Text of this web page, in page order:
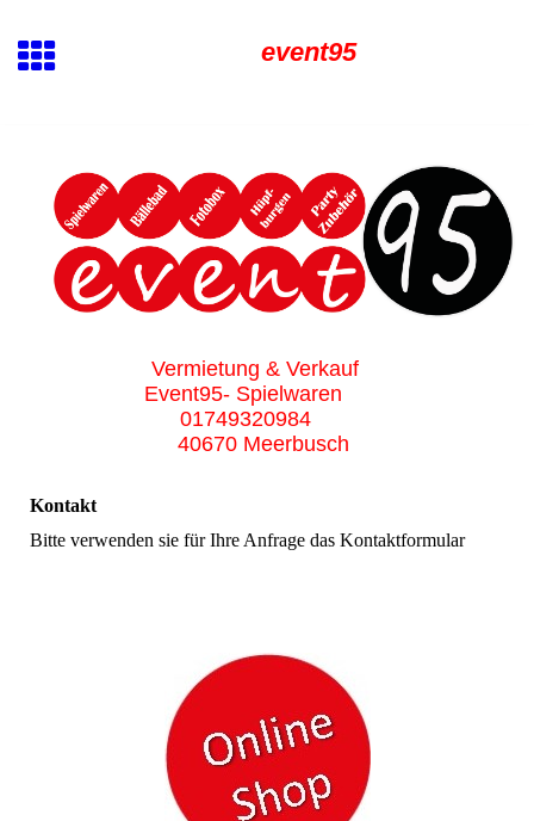
event95
Vermietung & Verkauf
Event95- Spielwaren
01749320984
40670 Meerbusch
Kontakt
Bitte verwenden sie für Ihre Anfrage das Kontaktformular